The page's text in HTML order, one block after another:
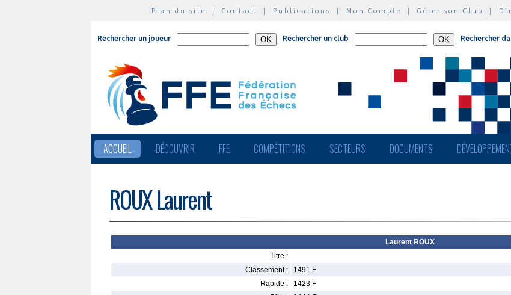
Plan du site | Contact | Publications | Mon Compte | Gérer son Club |
Rechercher un joueur Rechercher un club Rechercher
ACCUEIL DÉCOUVRIR FFE COMPÉTITIONS SECTEURS DOCUMENTS
ROUX Laurent
Laurent ROUX
Titre :
Classement :
1491 F
Rapide :
1423 F